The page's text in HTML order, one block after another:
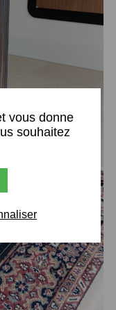
vous donne
souhaitez